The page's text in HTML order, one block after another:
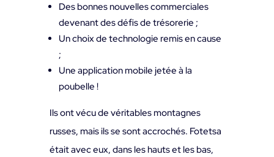
Des bonnes nouvelles commerciales
devenant des défis de trésorerie ;
Un choix de technologie remis en cause
;
Une application mobile jetée à la
poubelle !
Ils ont vécu de véritables montagnes
russes, mais ils se sont accrochés. Fotetsa
était avec eux, dans les hauts et les bas,